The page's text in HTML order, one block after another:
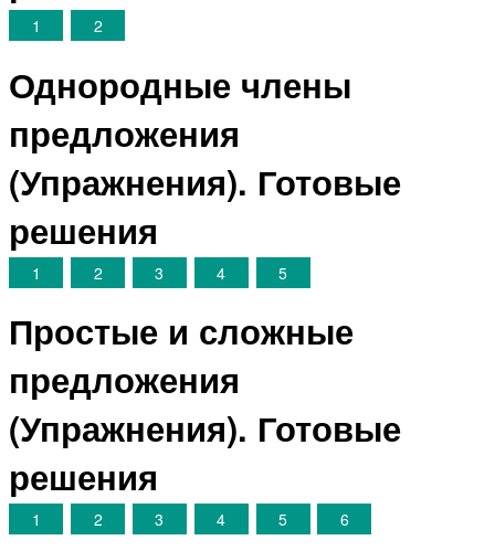
1 2
Однородные члены
предложения
(Упражнения). Готовые
решения
1 2 3 4 5
Простые и сложные
предложения
(Упражнения). Готовые
решения
1 2 3 4 5 6